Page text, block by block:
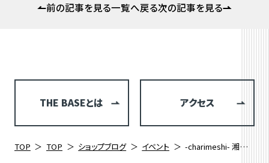
前の記事を見る一覧へ戻る次の記事を見る
THE BASEとは アクセス
TOP TOP ショップブログ イベント -charimeshi- 湘南散策編